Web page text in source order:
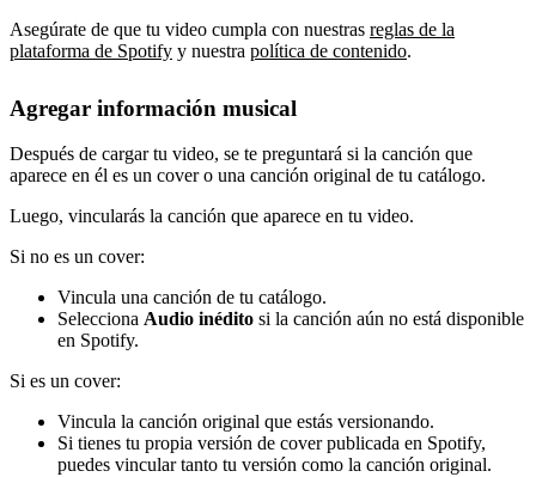
Asegúrate de que tu video cumpla con nuestras reglas de la
plataforma de Spotify y nuestra política de contenido.
Agregar información musical
Después de cargar tu video, se te preguntará si la canción que
aparece en él es un cover o una canción original de tu catálogo.
Luego, vincularás la canción que aparece en tu video.
Si no es un cover:
Vincula una canción de tu catálogo.
Selecciona Audio inédito si la canción aún no está disponible
en Spotify.
Si es un cover:
Vincula la canción original que estás versionando.
Si tienes tu propia versión de cover publicada en Spotify,
puedes vincular tanto tu versión como la canción original.